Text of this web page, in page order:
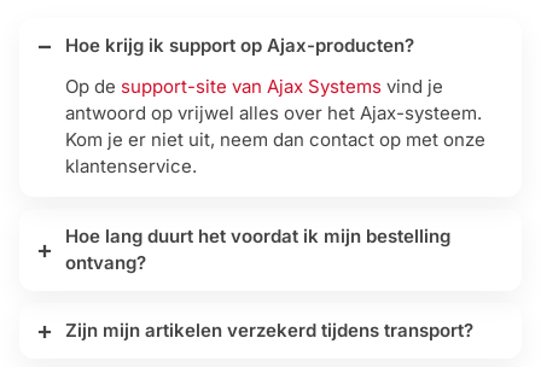
Hoe krijg ik support op Ajax-producten?
Op de support-site van Ajax Systems vind je
antwoord op vrijwel alles over het Ajax-systeem.
Kom je er niet uit, neem dan contact op met onze
klantenservice.
Hoe lang duurt het voordat ik mijn bestelling
ontvang?
Zijn mijn artikelen verzekerd tijdens transport?